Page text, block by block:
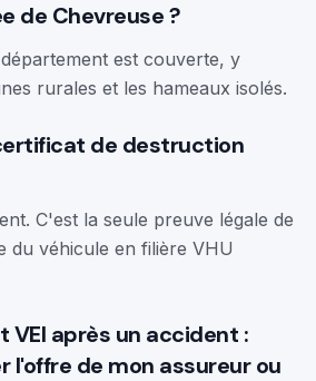
de Chevreuse ?
est couverte, y
rurales et les hameaux isolés.
de destruction
C'est la seule preuve légale de
du véhicule en filière VHU
VEI après un accident :
de mon assureur ou